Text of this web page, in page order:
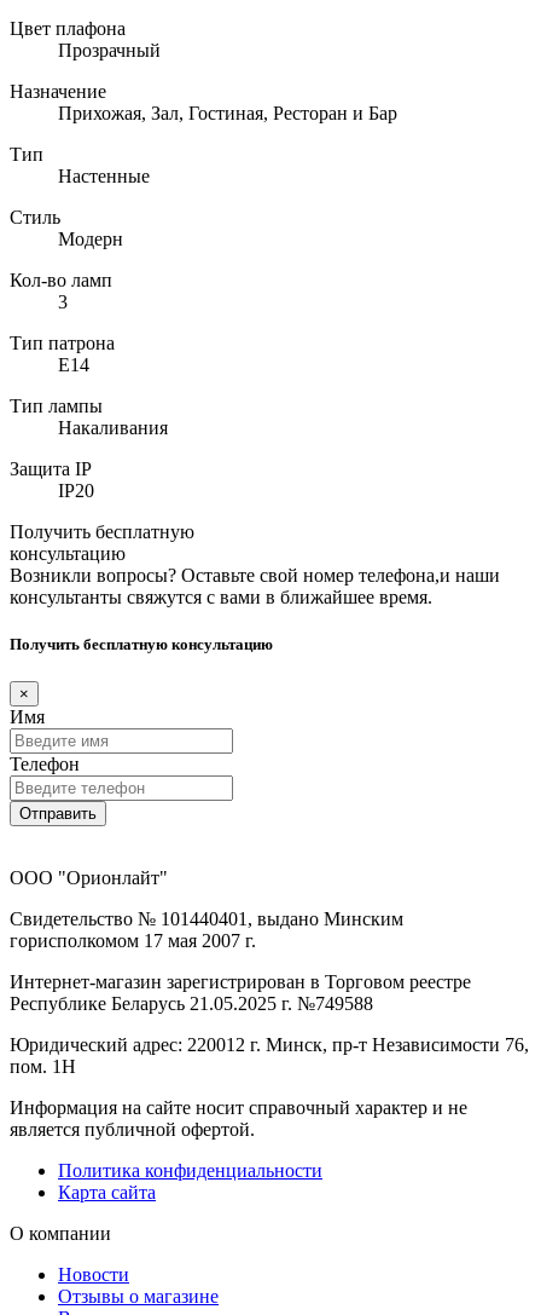
Цвет плафона
Прозрачный
Назначение
Прихожая, Зал, Гостиная, Ресторан и Бар
Тип
Настенные
Стиль
Модерн
Кол-во ламп
3
Тип патрона
E14
Тип лампы
Накаливания
Защита IP
IP20
Получить бесплатную
консультацию
Возникли вопросы? Оставьте свой номер телефона,и наши
консультанты свяжутся с вами в ближайшее время.
Получить бесплатную консультацию
×
Имя
Телефон
Отправить
ООО "Орионлайт"
Свидетельство № 101440401, выдано Минским
горисполкомом 17 мая 2007 г.
Интернет-магазин зарегистрирован в Торговом реестре
Республике Беларусь 21.05.2025 г. №749588
Юридический адрес: 220012 г. Минск, пр-т Независимости 76,
пом. 1Н
Информация на сайте носит справочный характер и не
является публичной офертой.
Политика конфиденциальности
Карта сайта
О компании
Новости
Отзывы о магазине